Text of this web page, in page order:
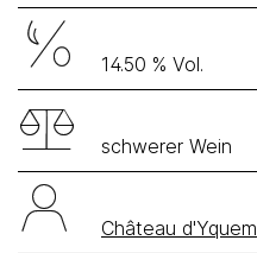
14.50 % Vol.
schwerer Wein
Château d'Yquem